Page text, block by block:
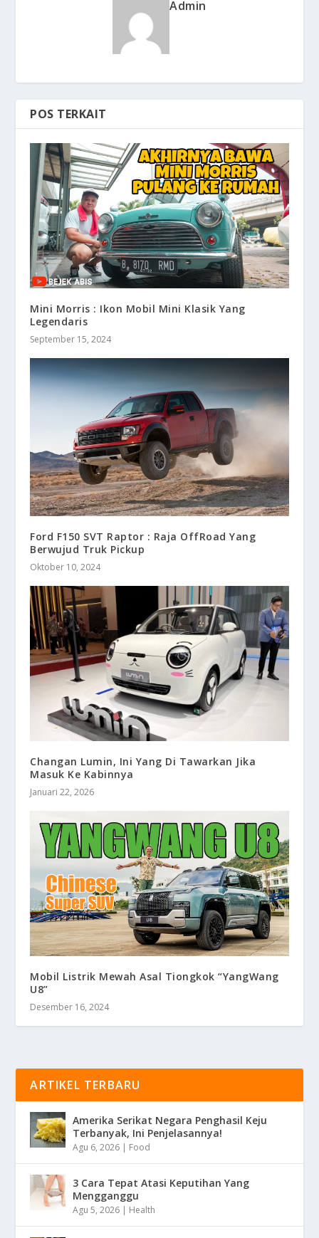
Admin
POS TERKAIT
Mini Morris : Ikon Mobil Mini Klasik Yang
Legendaris
September 15, 2024
Ford F150 SVT Raptor : Raja OffRoad Yang
Berwujud Truk Pickup
Oktober 10, 2024
Changan Lumin, Ini Yang Di Tawarkan Jika
Masuk Ke Kabinnya
Januari 22, 2026
Mobil Listrik Mewah Asal Tiongkok “YangWang
U8”
Desember 16, 2024
ARTIKEL TERBARU
Amerika Serikat Negara Penghasil Keju
Terbanyak, Ini Penjelasannya!
Agu 6, 2026 | Food
3 Cara Tepat Atasi Keputihan Yang
Mengganggu
Agu 5, 2026 | Health